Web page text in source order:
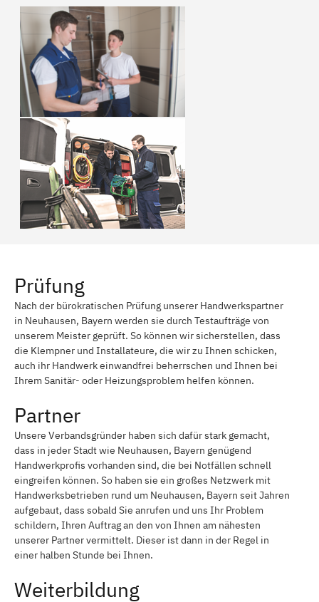
Prüfung
Nach der bürokratischen Prüfung unserer Handwerkspartner
in Neuhausen, Bayern werden sie durch Testaufträge von
unserem Meister geprüft. So können wir sicherstellen, dass
die Klempner und Installateure, die wir zu Ihnen schicken,
auch ihr Handwerk einwandfrei beherrschen und Ihnen bei
Ihrem Sanitär- oder Heizungsproblem helfen können.
Partner
Unsere Verbandsgründer haben sich dafür stark gemacht,
dass in jeder Stadt wie Neuhausen, Bayern genügend
Handwerkprofis vorhanden sind, die bei Notfällen schnell
eingreifen können. So haben sie ein großes Netzwerk mit
Handwerksbetrieben rund um Neuhausen, Bayern seit Jahren
aufgebaut, dass sobald Sie anrufen und uns Ihr Problem
schildern, Ihren Auftrag an den von Ihnen am nähesten
unserer Partner vermittelt. Dieser ist dann in der Regel in
einer halben Stunde bei Ihnen.
Weiterbildung